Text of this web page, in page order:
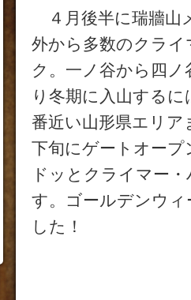
４月後半に瑞牆山
外から多数のクラ
ク。一ノ谷から四
り冬期に入山する
番近い山形県エリ
下旬にゲートオー
ドッとクライマー
す。ゴールデンウ
した！